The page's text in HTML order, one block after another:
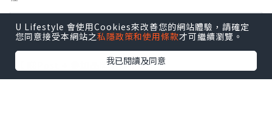
【 U Creator 招募 】
出Post賺現金獎賞 l登記《社群創作有價企劃》
【 睇Post + 參加品牌活動 】
瀏覽更多社群打卡丶旅遊丶美食丶親子丶寵物丶扮靚
U Lifestyle 會使用Cookies來改善您的網站體驗，請確定
您同意接受本網站之私隱政策和使用條款才可繼續瀏覽。
我已閱讀及同意